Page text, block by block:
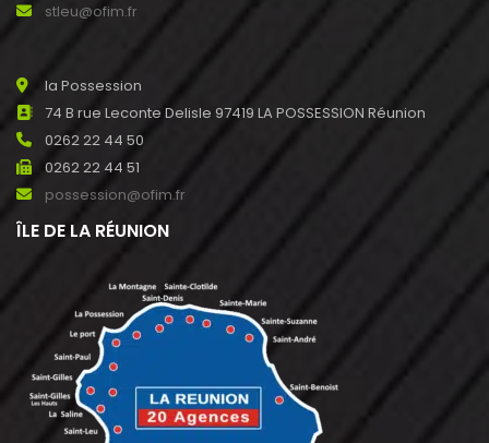
stleu@ofim.fr
la Possession
74 B rue Leconte Delisle 97419 LA POSSESSION Réunion
0262 22 44 50
0262 22 44 51
possession@ofim.fr
ÎLE DE LA RÉUNION